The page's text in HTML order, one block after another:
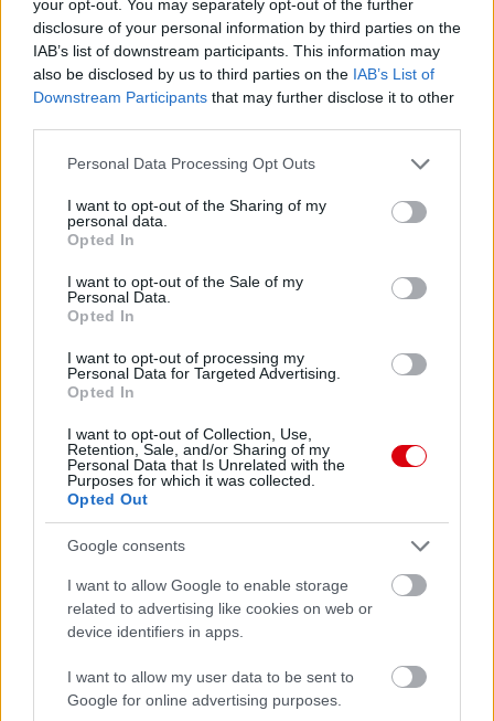
your opt-out. You may separately opt-out of the further
disclosure of your personal information by third parties on the
IAB’s list of downstream participants. This information may
also be disclosed by us to third parties on the IAB’s List of
Downstream Participants that may further disclose it to other
Please note that this website/app uses one or more Google
not limited to your visit or usage behaviour. You may click to
grant or deny consent to Google and its third-party tags to
use your data for below specified purposes in below Google
consent section.
Personal Data Processing Opt Outs
I want to opt-out of the Sharing of my
personal data.
Opted In
I want to opt-out of the Sale of my
Personal Data.
Opted In
I want to opt-out of processing my
Personal Data for Targeted Advertising.
Opted In
I want to opt-out of Collection, Use,
Retention, Sale, and/or Sharing of my
Personal Data that Is Unrelated with the
Purposes for which it was collected.
Opted Out
Google consents
I want to allow Google to enable storage
related to advertising like cookies on web or
device identifiers in apps.
I want to allow my user data to be sent to
Google for online advertising purposes.
Meccs Center
Paris Saint-Germain
Manchester United
Nya Ullevi, Göteborg
2026-08-08 17:00
1 nap 21 óra 13 perc 34 másodperc
Leeds Unitedvs Manchester United 2026-08-12 20:30
AC MilanvsManchester United2026-08-15 18:00